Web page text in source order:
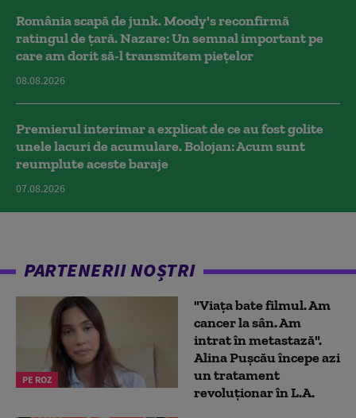
România scapă de junk. Moody's reconfirmă
ratingul de țară. Nazare: Un semnal important pe
care am dorit să-l transmitem piețelor
08.08.2026
Premierul interimar a explicat de ce au fost golite
unele lacuri de acumulare. Bolojan: Acum sunt
reumplute aceste baraje
07.08.2026
PARTENERII NOȘTRI
PE ROZ
"Viața bate filmul. Am
cancer la sân. Am
intrat în metastază".
Alina Pușcău începe azi
un tratament
revoluționar în L.A.